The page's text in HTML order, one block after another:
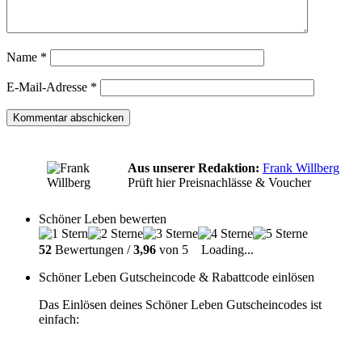
Name *
E-Mail-Adresse *
Aus unserer Redaktion: Frank Willberg
Prüft hier Preisnachlässe & Voucher
Schöner Leben bewerten
52 Bewertungen /3,96 von 5
Loading...
Schöner Leben Gutscheincode & Rabattcode einlösen
Das Einlösen deines Schöner Leben Gutscheincodes ist
einfach: